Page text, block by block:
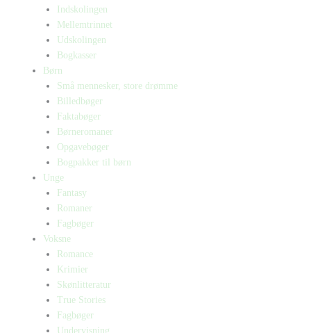
Indskolingen
Mellemtrinnet
Udskolingen
Bogkasser
Børn
Små mennesker, store drømme
Billedbøger
Faktabøger
Børneromaner
Opgavebøger
Bogpakker til børn
Unge
Fantasy
Romaner
Fagbøger
Voksne
Romance
Krimier
Skønlitteratur
True Stories
Fagbøger
Undervisning